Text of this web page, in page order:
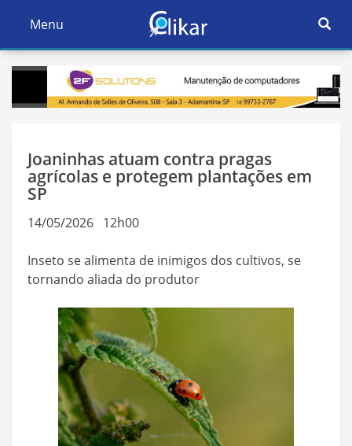
Ativar
Navegação
Menu
Ativar
Joaninhas atuam contra pragas
agrícolas e protegem plantações em
SP
14/05/2026 12h00
Inseto se alimenta de inimigos dos cultivos, se
tornando aliada do produtor